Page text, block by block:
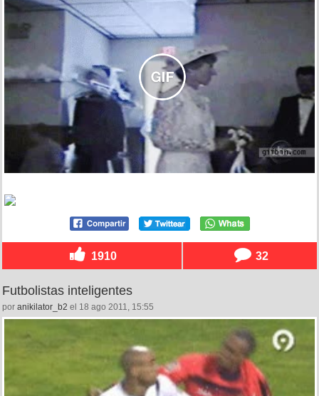
1910 32
Futbolistas inteligentes
por anikilator_b2 el 18 ago 2011, 15:55